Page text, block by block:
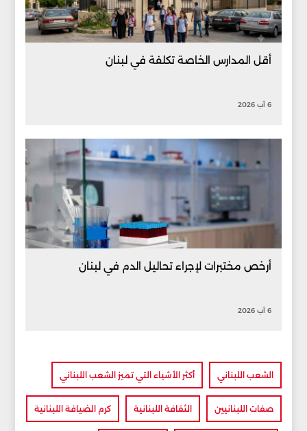
أقل المدارس الخاصة تكلفة في لبنان
6 آب 2026
أرخص مختبرات لإجراء تحاليل الدم في لبنان
6 آب 2026
الشعب اللبناني أكثر الأشياء التي تميز الشعب اللبناني
صفات اللبنانيين الثقافة اللبنانية كرم الضيافة اللبنانية